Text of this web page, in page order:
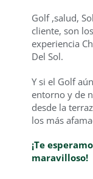
Golf ,salud,
cliente, son
experiencia
Del Sol.
Y si el Golf
entorno y de
desde la
los más
¡Te
maravilloso!